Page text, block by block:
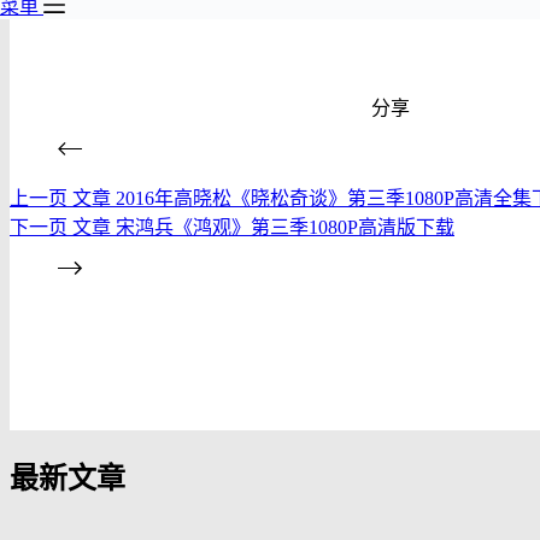
菜单
分享
上一页 文章 2016年高晓松《晓松奇谈》第三季1080P高清全集
下一页 文章 宋鸿兵《鸿观》第三季1080P高清版下载
最新文章